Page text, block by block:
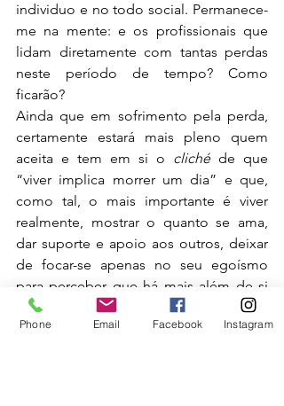
individuo e no todo social. Permanece-
me na mente: e os profissionais que
lidam diretamente com tantas perdas
neste período de tempo? Como
ficarão?
Ainda que em sofrimento pela perda,
certamente estará mais pleno quem
aceita e tem em si o cliché de que
“viver implica morrer um dia” e que,
como tal, o mais importante é viver
realmente, mostrar o quanto se ama,
dar suporte e apoio aos outros, deixar
de focar-se apenas no seu egoísmo
para perceber que há mais além de si
mesmo, ser mais gentil, ter mais fé,
pois sabe que nada está na sua mão,
Phone Email Facebook Instagram